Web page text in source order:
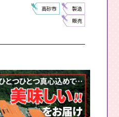
高砂市
製造
販売